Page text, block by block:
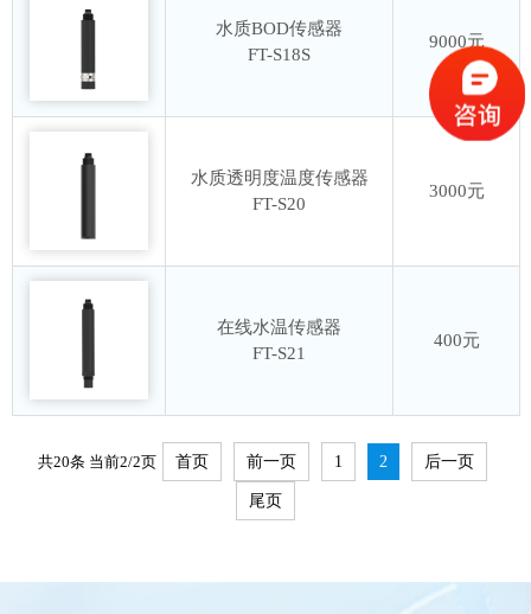
水质BOD传感器
FT-S18S
9000元
水质透明度温度传感器
FT-S20
3000元
在线水温传感器
FT-S21
400元
共20条 当前2/2页 首页 前一页 1 2 后一页
尾页